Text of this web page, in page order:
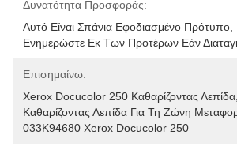
Δυνατότητα Προσφοράς:
Αυτό Είναι Σπάνια Εφοδιασμένο
Ενημερώστε Εκ Των Προτέρων Εάν
Επισημαίνω:
Xerox Docucolor 250 Καθαρίζοντας Λεπίδα
Καθαρίζοντας Λεπίδα Για Τη Ζώνη
033K94680 Xerox Docucolor 250